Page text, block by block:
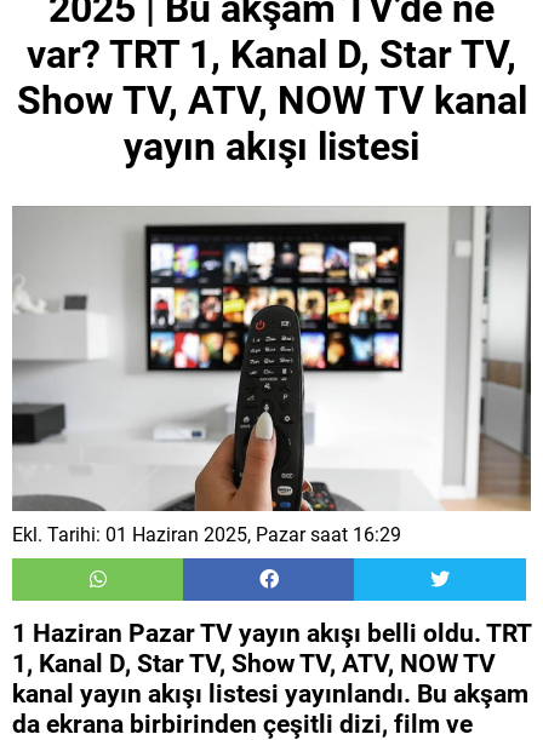
var? TRT 1, Kanal D, Star TV,
Show TV, ATV, NOW TV kanal
yayın akışı listesi
Ekl. Tarihi: 01 Haziran 2025, Pazar saat 16:29
1 Haziran Pazar TV yayın akışı belli oldu. TRT
1, Kanal D, Star TV, Show TV, ATV, NOW TV
kanal yayın akışı listesi yayınlandı. Bu akşam
da ekrana birbirinden çeşitli dizi, film ve